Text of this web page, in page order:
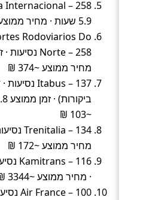
5.9 שעות · מחיר ממוצע ~374 ₪
Rodoviarios Do
מחיר ממוצע ~374 ₪
~103 ₪
מחיר ממוצע ~172 ₪
· מחיר ממוצע ~3344 ₪